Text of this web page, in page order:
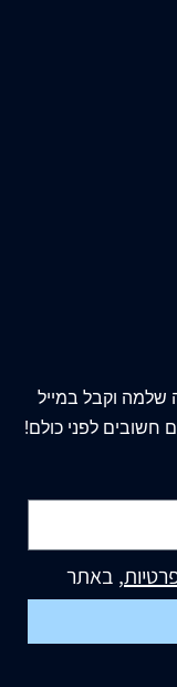
שלמה וקבל במייל
חשובים לפני כולם!
, באתר